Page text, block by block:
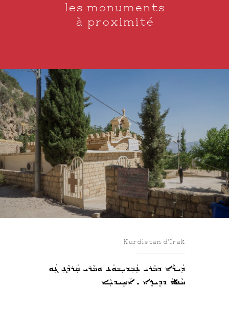
les monuments
à proximité
Kurdistan d’Irak
ܕܲܝܪܵܐ ܕܡܵܪܝ ܥܲܒ݂ܕܝܼܫܘܿܥ ܘܡܵܪܝ ܩܲܪܕܵܓ݂ ܓܲܘ
ܡܵܬܵܐ ܕܕܹܝܪܹܐ ـ ܐܵܡܹܝܕܝܼܵܐ